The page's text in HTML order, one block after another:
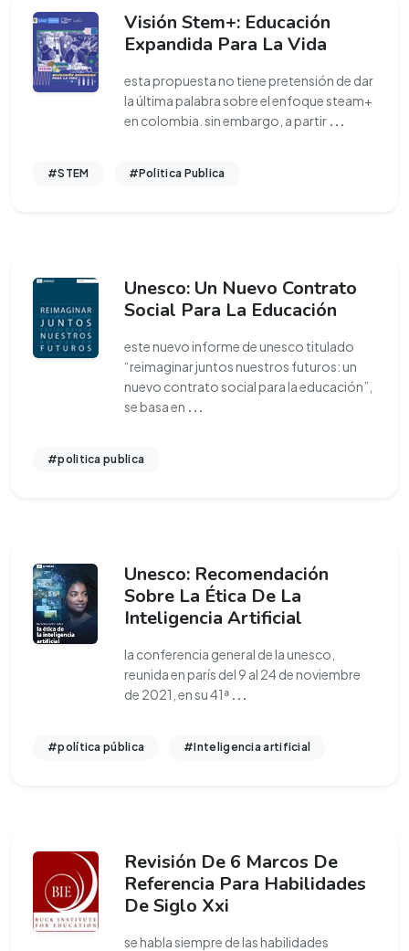
Visión Stem+: Educación
Expandida Para La Vida
esta propuesta no tiene pretensión de dar
la última palabra sobre el enfoque steam+
en colombia. sin embargo, a partir ...
#STEM #Politica Publica
Unesco: Un Nuevo Contrato
Social Para La Educación
este nuevo informe de unesco titulado
“reimaginar juntos nuestros futuros: un
nuevo contrato social para la educación”,
se basa en ...
#politica publica
Unesco: Recomendación
Sobre La Ética De La
Inteligencia Artificial
la conferencia general de la unesco,
reunida en parís del 9 al 24 de noviembre
de 2021, en su 41ª ...
#política pública #Inteligencia artificial
Revisión De 6 Marcos De
Referencia Para Habilidades
De Siglo Xxi
se habla siempre de las habilidades